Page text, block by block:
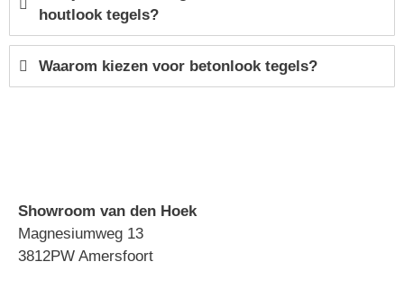
houtlook tegels?
Waarom kiezen voor betonlook tegels?
Showroom van den Hoek
Magnesiumweg 13
3812PW Amersfoort